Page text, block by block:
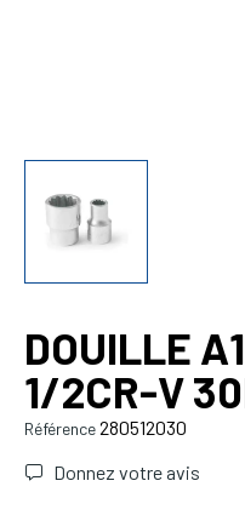
DOUILLE
1/2CR-V
Référence280512030
Donnez votre avis